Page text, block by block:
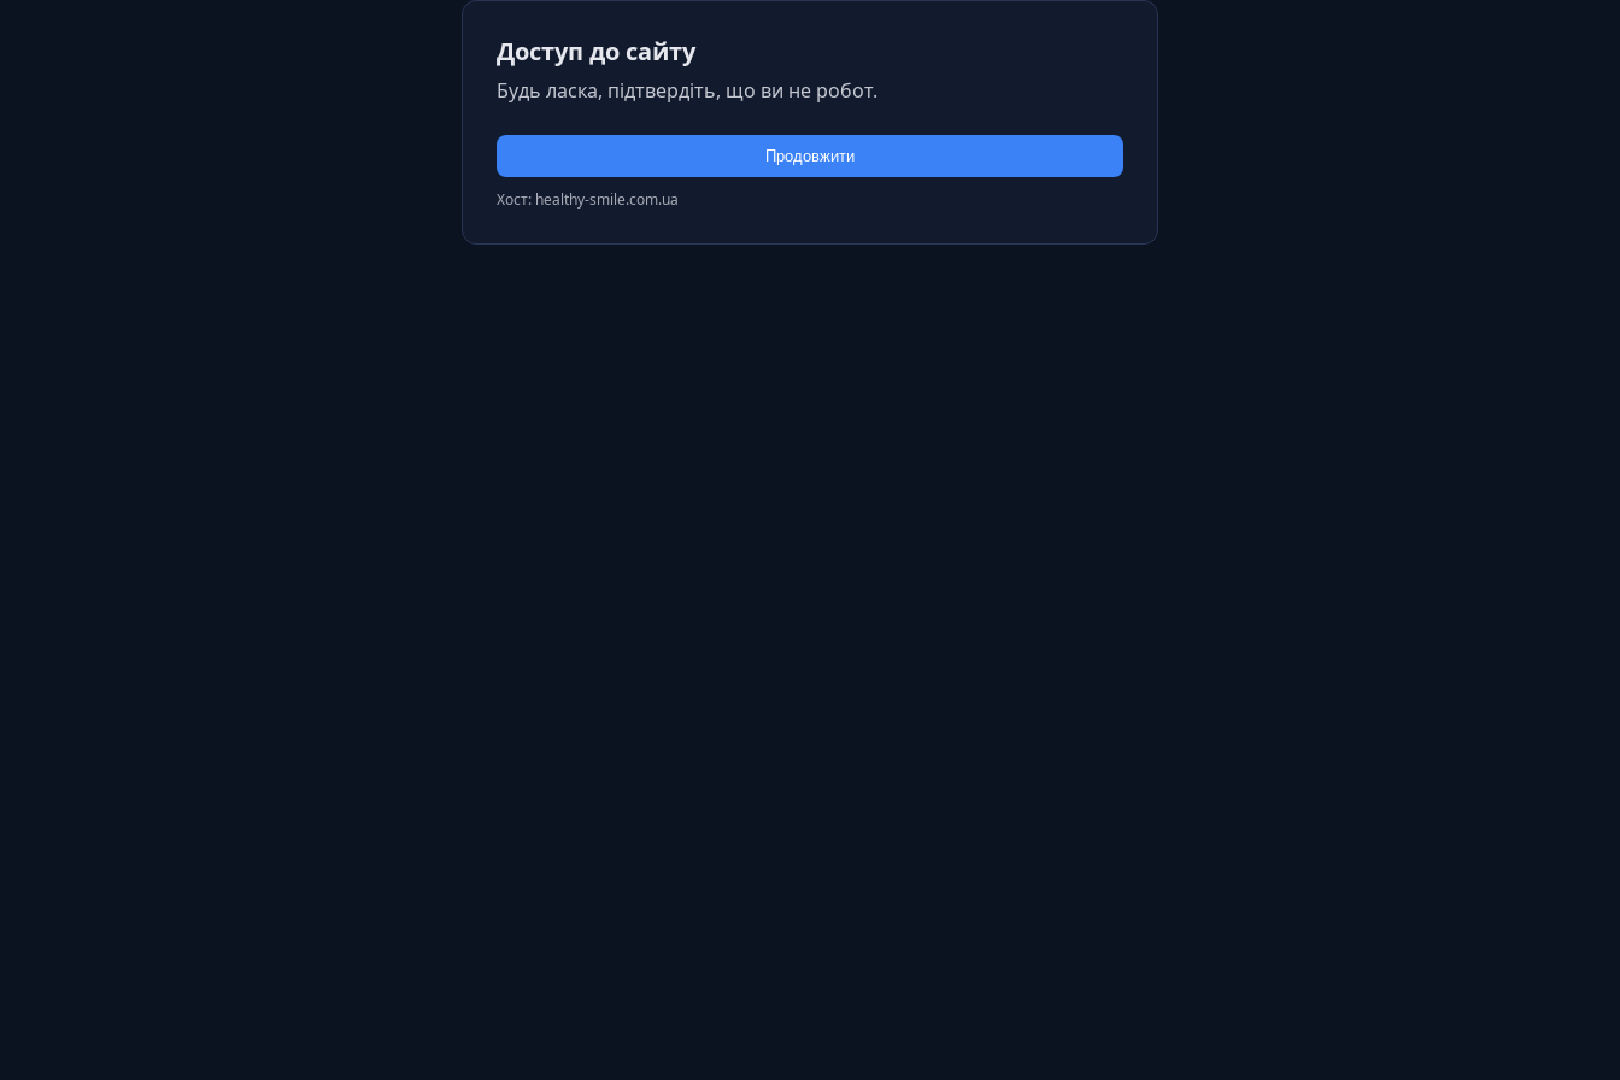
Доступ до сайту
Будь ласка, підтвердіть, що ви не робот.
Продовжити
Хост: healthy-smile.com.ua